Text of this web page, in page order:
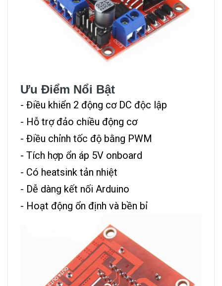
Ưu Điểm Nổi Bật
- Điều khiển 2 động cơ DC độc lập
- Hỗ trợ đảo chiều động cơ
- Điều chỉnh tốc độ bằng PWM
- Tích hợp ổn áp 5V onboard
- Có heatsink tản nhiệt
- Dễ dàng kết nối Arduino
- Hoạt động ổn định và bền bỉ